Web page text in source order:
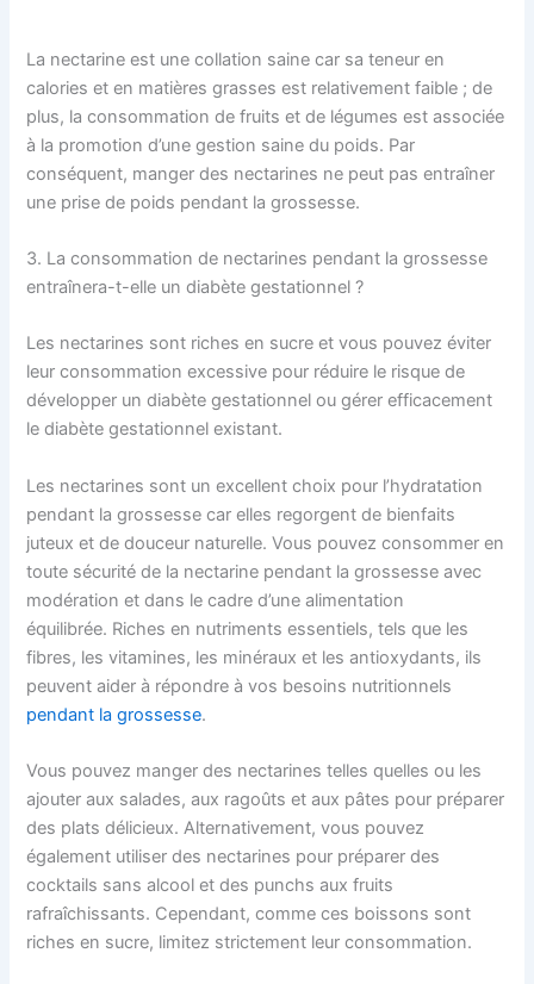
La nectarine est une collation saine car sa teneur en
calories et en matières grasses est relativement faible ; de
plus, la consommation de fruits et de légumes est associée
à la promotion d’une gestion saine du poids. Par
conséquent, manger des nectarines ne peut pas entraîner
une prise de poids pendant la grossesse.
3. La consommation de nectarines pendant la grossesse
entraînera-t-elle un diabète gestationnel ?
Les nectarines sont riches en sucre et vous pouvez éviter
leur consommation excessive pour réduire le risque de
développer un diabète gestationnel ou gérer efficacement
le diabète gestationnel existant.
Les nectarines sont un excellent choix pour l’hydratation
pendant la grossesse car elles regorgent de bienfaits
juteux et de douceur naturelle. Vous pouvez consommer en
toute sécurité de la nectarine pendant la grossesse avec
modération et dans le cadre d’une alimentation
équilibrée. Riches en nutriments essentiels, tels que les
fibres, les vitamines, les minéraux et les antioxydants, ils
peuvent aider à répondre à vos besoins nutritionnels
pendant la grossesse.
Vous pouvez manger des nectarines telles quelles ou les
ajouter aux salades, aux ragoûts et aux pâtes pour préparer
des plats délicieux. Alternativement, vous pouvez
également utiliser des nectarines pour préparer des
cocktails sans alcool et des punchs aux fruits
rafraîchissants. Cependant, comme ces boissons sont
riches en sucre, limitez strictement leur consommation.